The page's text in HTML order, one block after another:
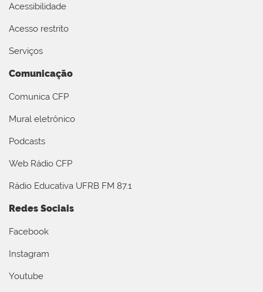
Acessibilidade
Acesso restrito
Serviços
Comunicação
Comunica CFP
Mural eletrônico
Podcasts
Web Rádio CFP
Rádio Educativa UFRB FM 87.1
Redes Sociais
Facebook
Instagram
Youtube